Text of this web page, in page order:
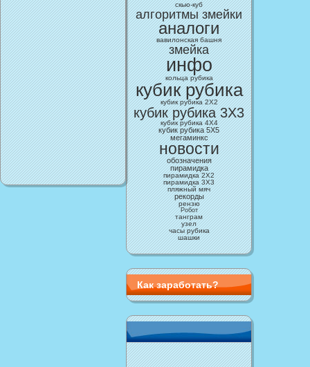
cкью-куб
алгоритмы змейки
аналоги
вавилонская башня
змейка
инфо
кольца рубика
кубик рубика
кубик рубика 2Х2
кубик рубика 3X3
кубик рубика 4X4
кубик рубика 5Х5
мегаминкс
новости
обозначения
пирамидка
пирамидка 2Х2
пирамидка 3Х3
пляжный мяч
рекорды
рензю
Робот
танграм
узел
часы рубика
шашки
Как заработать?